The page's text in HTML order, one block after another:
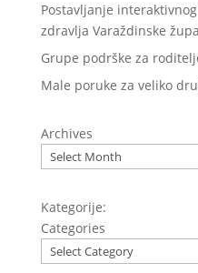
Postavljanje
zdravlja Varaždinske
Grupe podrške za
Male poruke za veliko
Archives
Kategorije:
Categories